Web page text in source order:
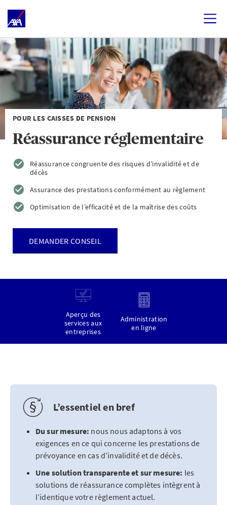
POUR LES CAISSES DE PENSION
Réassurance réglementaire
Réassurance congruente des risques d’invalidité et de
décès
Assurance des prestations conformément au règlement
Optimisation de l’efficacité et de la maîtrise des coûts
DEMANDER CONSEIL
Aperçu des
services aux
entreprises
Administration
en ligne
L’essentiel en bref
Du sur mesure: nous nous adaptons à vos
exigences en ce qui concerne les prestations de
prévoyance en cas d’invalidité et de décès.
Une solution transparente et sur mesure: les
solutions de réassurance complètes intègrent à
l’identique votre règlement actuel.